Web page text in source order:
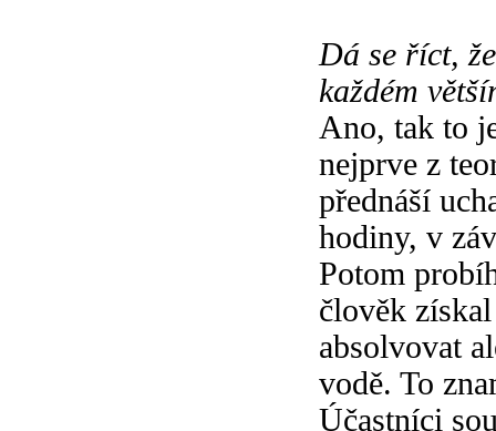
Dá se říct,
každém
Ano, tak to
nejprve z
přednáší
hodiny, v
Potom
člověk
absolvovat
vodě. To
Účastníci